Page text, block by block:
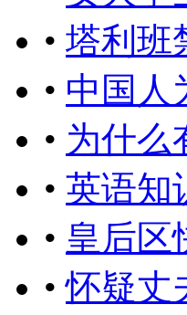
• 塔利班
• 中国人
• 为什么
• 英语知
• 皇后区
•怀疑丈